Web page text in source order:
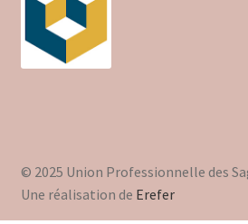
© 2025 Union Professionnelle des
Une réalisation de Erefer